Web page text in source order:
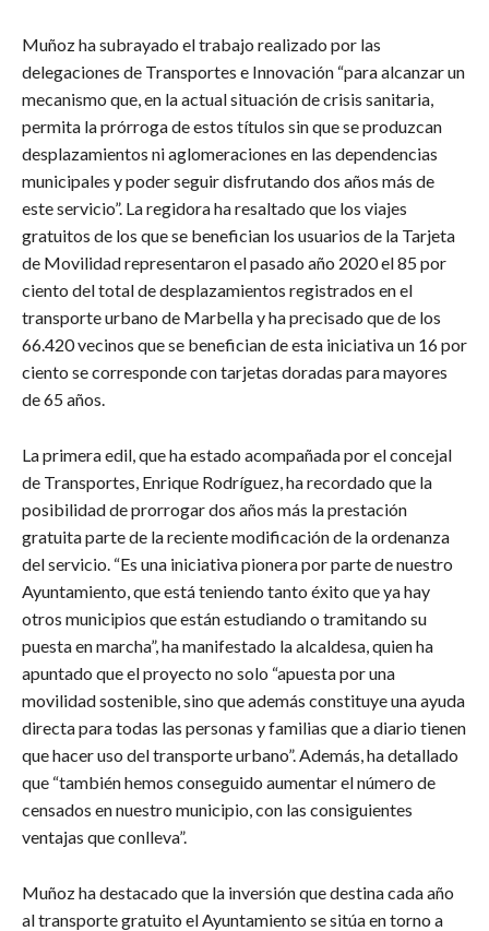
Muñoz ha subrayado el trabajo realizado por las
delegaciones de Transportes e Innovación “para alcanzar un
mecanismo que, en la actual situación de crisis sanitaria,
permita la prórroga de estos títulos sin que se produzcan
desplazamientos ni aglomeraciones en las dependencias
municipales y poder seguir disfrutando dos años más de
este servicio”. La regidora ha resaltado que los viajes
gratuitos de los que se benefician los usuarios de la Tarjeta
de Movilidad representaron el pasado año 2020 el 85 por
ciento del total de desplazamientos registrados en el
transporte urbano de Marbella y ha precisado que de los
66.420 vecinos que se benefician de esta iniciativa un 16 por
ciento se corresponde con tarjetas doradas para mayores
de 65 años.
La primera edil, que ha estado acompañada por el concejal
de Transportes, Enrique Rodríguez, ha recordado que la
posibilidad de prorrogar dos años más la prestación
gratuita parte de la reciente modificación de la ordenanza
del servicio. “Es una iniciativa pionera por parte de nuestro
Ayuntamiento, que está teniendo tanto éxito que ya hay
otros municipios que están estudiando o tramitando su
puesta en marcha”, ha manifestado la alcaldesa, quien ha
apuntado que el proyecto no solo “apuesta por una
movilidad sostenible, sino que además constituye una ayuda
directa para todas las personas y familias que a diario tienen
que hacer uso del transporte urbano”. Además, ha detallado
que “también hemos conseguido aumentar el número de
censados en nuestro municipio, con las consiguientes
ventajas que conlleva”.
Muñoz ha destacado que la inversión que destina cada año
al transporte gratuito el Ayuntamiento se sitúa en torno a